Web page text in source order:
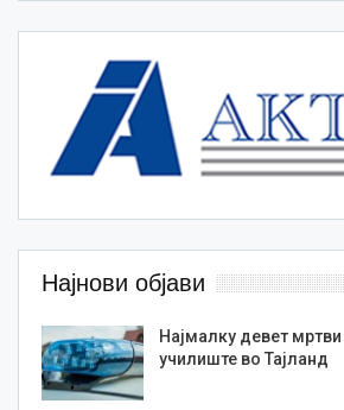
Најнови објави
Најмалку девет
училиште во Тајланд